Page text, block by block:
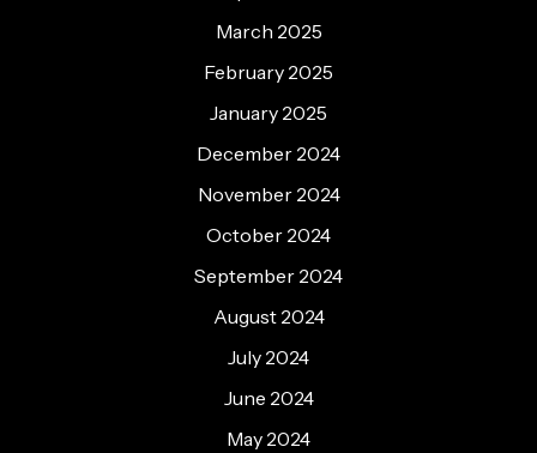
March 2025
February 2025
January 2025
December 2024
November 2024
October 2024
September 2024
August 2024
July 2024
June 2024
May 2024